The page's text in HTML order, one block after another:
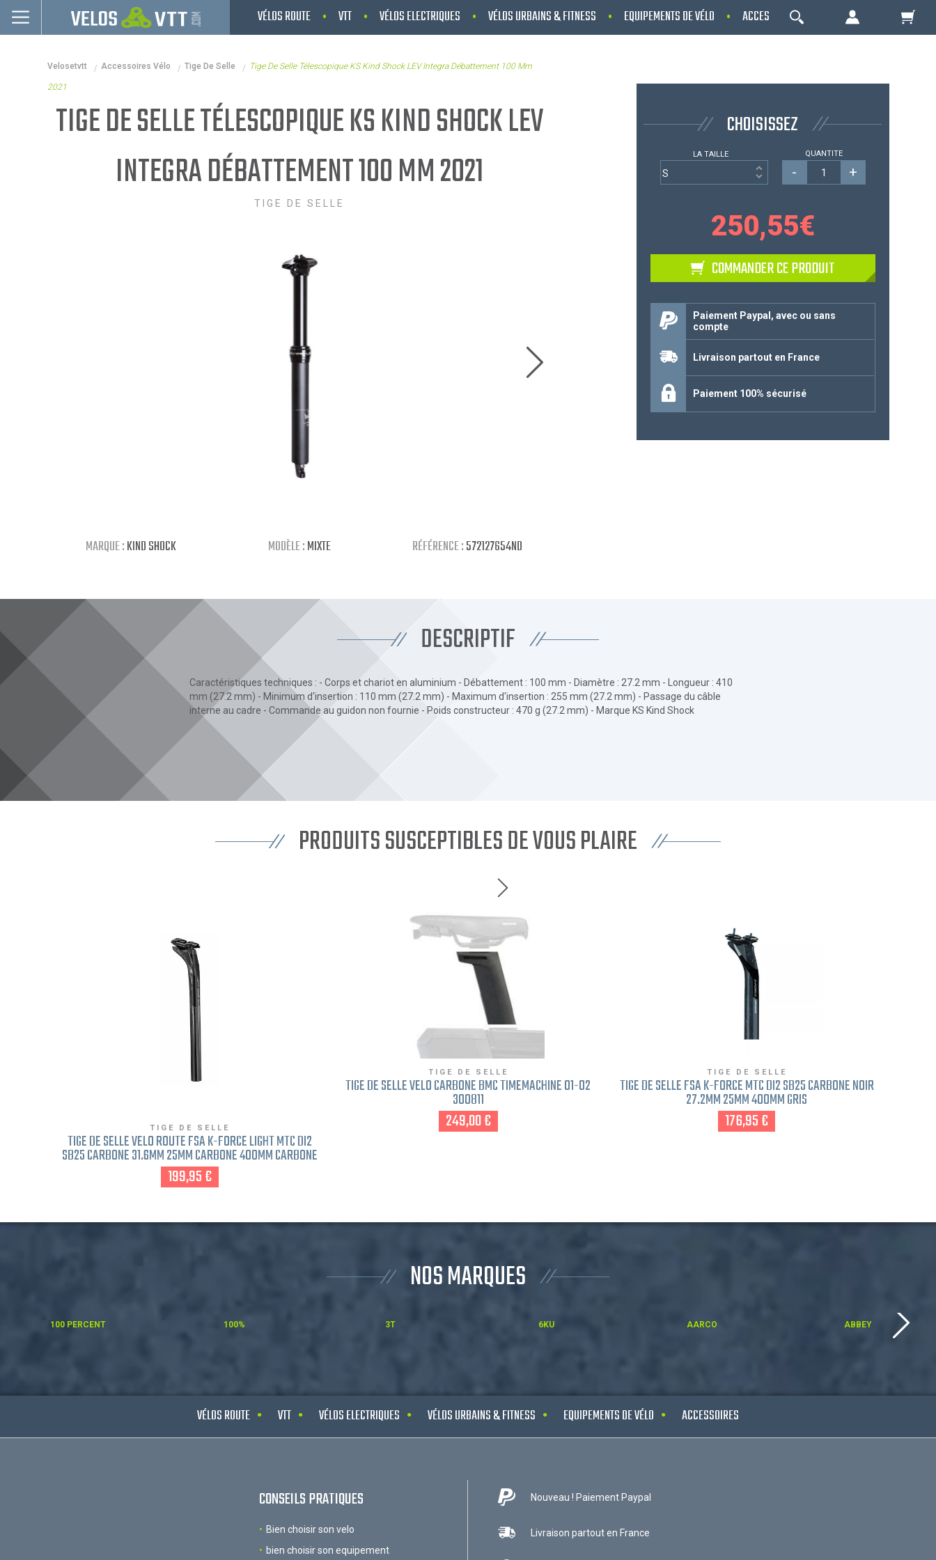
VÉLOS ROUTE VTT VÉLOS ELECTRIQUES VÉLOS URBAINS & FITNESS EQUIPEMENTS DE VÉLO ACCESSOIRES NOS PROMOS
OK
Vélos electriques
Vélos urbains & Fitness
Votre panier est là pour vous servir. Donnez-
lui un but ! C'est un lieu temporaire où est
Velosetvtt Accessoires Vélo Tige De Selle Tige De Selle Télescopique KS Kind Shock LEV Integra Débattement 100 Mm
2021
TIGE DE SELLE TÉLESCOPIQUE KS KIND SHOCK LEV
INTEGRA DÉBATTEMENT 100 MM 2021
TIGE DE SELLE
MARQUE :KIND SHOCK MODÈLE :MIXTE RÉFÉRENCE :572127654ND
CHOISISSEZ
LA TAILLE QUANTITE
- +
250,55€
COMMANDER CE PRODUIT
Paiement Paypal, avec ou sans
compte
Livraison partout en France
Paiement 100% sécurisé
DESCRIPTIF
Caractéristiques techniques : - Corps et chariot en aluminium - Débattement : 100 mm - Diamètre : 27.2 mm - Longueur : 410
mm (27.2 mm) - Minimum d'insertion : 110 mm (27.2 mm) - Maximum d'insertion : 255 mm (27.2 mm) - Passage du câble
interne au cadre - Commande au guidon non fournie - Poids constructeur : 470 g (27.2 mm) - Marque KS Kind Shock
PRODUITS SUSCEPTIBLES DE VOUS PLAIRE
TIGE DE SELLE
TIGE DE SELLE VÉLO ROUTE FSA K-FORCE LIGHT MTC DI2
SB25 CARBONE 31.6MM 25MM CARBONE 400MM CARBONE
199,95 €
TIGE DE SELLE
TIGE DE SELLE VÉLO CARBONE BMC TIMEMACHINE 01-02
300811
249,00 €
TIGE DE SELLE
TIGE DE SELLE FSA K-FORCE MTC DI2 SB25 CARBONE NOIR
27.2MM 25MM 400MM GRIS
176,95 €
NOS MARQUES
100 PERCENT 100% 3T 6KU AARCO ABBEY
VÉLOS ROUTE VTT VÉLOS ELECTRIQUES VÉLOS URBAINS & FITNESS EQUIPEMENTS DE VÉLO ACCESSOIRES
CONSEILS PRATIQUES
Bien choisir son velo
bien choisir son equipement
Nouveau ! Paiement Paypal
Livraison partout en France